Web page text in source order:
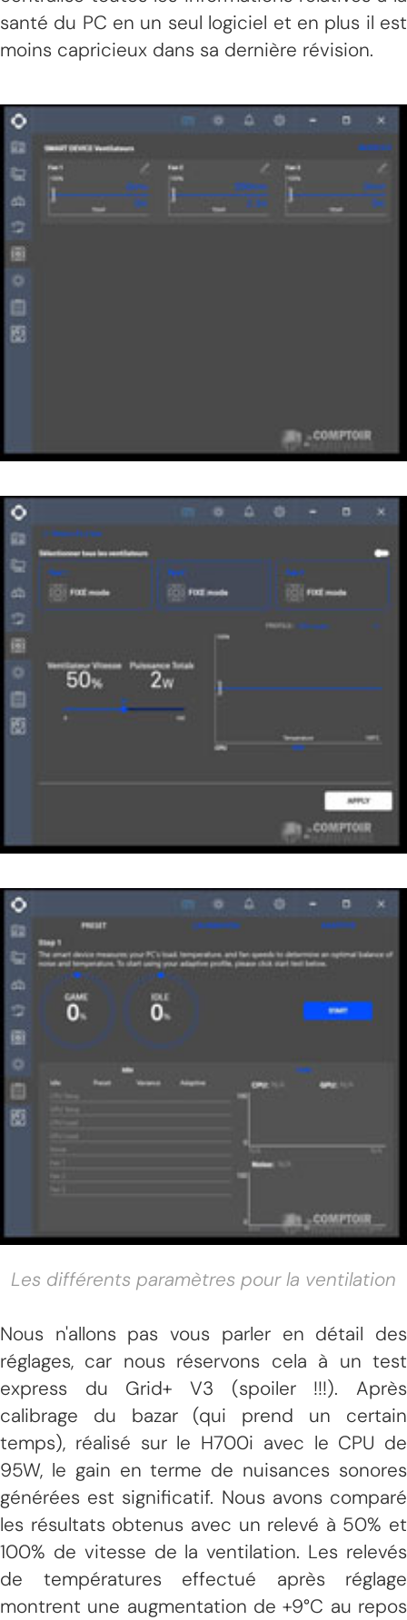
santé du PC en un seul logiciel et en plus il est
moins capricieux dans sa dernière révision.
Les différents paramètres pour la ventilation
Nous n'allons pas vous parler en détail des
réglages, car nous réservons cela à un test
express du Grid+ V3 (spoiler !!!). Après
calibrage du bazar (qui prend un certain
temps), réalisé sur le H700i avec le CPU de
95W, le gain en terme de nuisances sonores
générées est significatif. Nous avons comparé
les résultats obtenus avec un relevé à 50% et
100% de vitesse de la ventilation. Les relevés
de températures effectué après réglage
montrent une augmentation de +9°C au repos